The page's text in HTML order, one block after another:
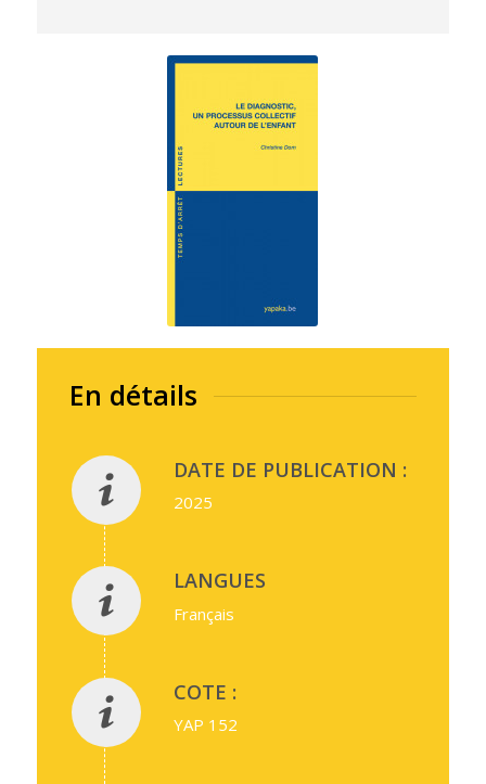
En détails
DATE DE PUBLICATION :
2025
LANGUES
Français
COTE :
YAP 152